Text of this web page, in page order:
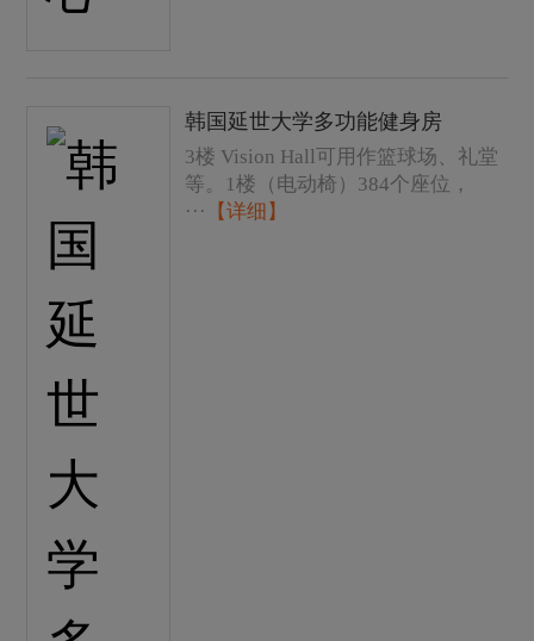
韩国延世大学多功能健身房
3楼 Vision Hall可用作篮球场、礼堂
等。1楼（电动椅）384个座位，
···
【详细】